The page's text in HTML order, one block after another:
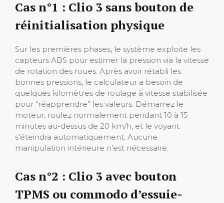
Cas n°1 : Clio 3 sans bouton de
réinitialisation physique
Sur les premières phases, le système exploite les
capteurs ABS pour estimer la pression via la vitesse
de rotation des roues. Après avoir rétabli les
bonnes pressions, le calculateur a besoin de
quelques kilomètres de roulage à vitesse stabilisée
pour “réapprendre” les valeurs. Démarrez le
moteur, roulez normalement pendant 10 à 15
minutes au-dessus de 20 km/h, et le voyant
s’éteindra automatiquement. Aucune
manipulation intérieure n’est nécessaire.
Cas n°2 : Clio 3 avec bouton
TPMS ou commodo d’essuie-